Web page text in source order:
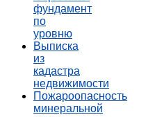
фундамент
по
уровню
Выписка
из
кадастра
недвижимости
Пожароопасность
минеральной